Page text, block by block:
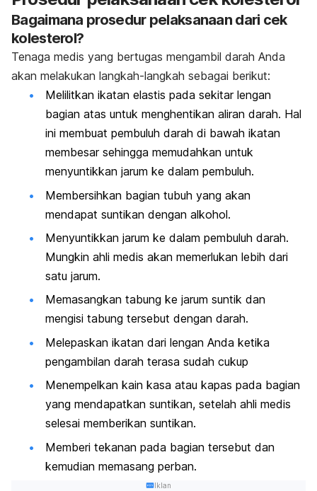
Bagaimana prosedur pelaksanaan dari cek
kolesterol?
Tenaga medis yang bertugas mengambil darah Anda
akan melakukan langkah-langkah sebagai berikut:
Melilitkan ikatan elastis pada sekitar lengan
bagian atas untuk menghentikan aliran darah. Hal
ini membuat pembuluh darah di bawah ikatan
membesar sehingga memudahkan untuk
menyuntikkan jarum ke dalam pembuluh.
Membersihkan bagian tubuh yang akan
mendapat suntikan dengan alkohol.
Menyuntikkan jarum ke dalam pembuluh darah.
Mungkin ahli medis akan memerlukan lebih dari
satu jarum.
Memasangkan tabung ke jarum suntik dan
mengisi tabung tersebut dengan darah.
Melepaskan ikatan dari lengan Anda ketika
pengambilan darah terasa sudah cukup
Menempelkan kain kasa atau kapas pada bagian
yang mendapatkan suntikan, setelah ahli medis
selesai memberikan suntikan.
Memberi tekanan pada bagian tersebut dan
kemudian memasang perban.
Iklan